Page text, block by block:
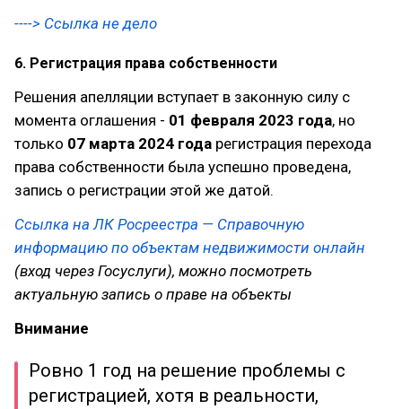
----> Ссылка не дело
6. Регистрация права собственности
Решения апелляции вступает в законную силу с
момента оглашения - 01 февраля 2023 года, но
только 07 марта 2024 года регистрация перехода
права собственности была успешно проведена,
запись о регистрации этой же датой.
Ссылка на ЛК Росреестра — Справочную
информацию по объектам недвижимости онлайн
(вход через Госуслуги), можно посмотреть
актуальную запись о праве на объекты
Внимание
Ровно 1 год на решение проблемы с
регистрацией, хотя в реальности,